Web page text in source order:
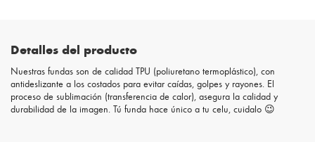
Detalles del producto
Nuestras fundas son de calidad TPU (poliuretano termoplástico), con
antideslizante a los costados para evitar caídas, golpes y rayones. El
proceso de sublimación (transferencia de calor), asegura la calidad y
durabilidad de la imagen. Tú funda hace único a tu celu, cuidalo 😉